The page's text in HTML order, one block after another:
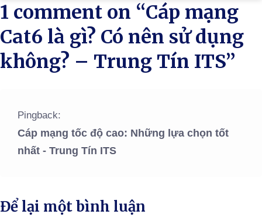
1 comment on “Cáp mạng
Cat6 là gì? Có nên sử dụng
không? – Trung Tín ITS”
Pingback:
Cáp mạng tốc độ cao: Những lựa chọn tốt
nhất - Trung Tín ITS
Để lại một bình luận